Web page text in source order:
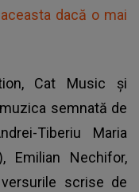
dacă o mai
Cat Music și
semnată de
Tiberiu Maria
Emilian Nechifor,
versurile scrise de